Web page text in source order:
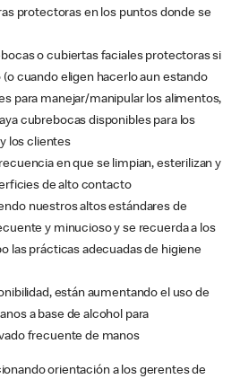
protectoras en los puntos donde se
o cubiertas faciales protectoras si
(o cuando eligen hacerlo aun estando
para manejar/manipular los alimentos,
cubrebocas disponibles para los
los clientes
en que se limpian, esterilizan y
de alto contacto
nuestros altos estándares de
y minucioso y se recuerda a los
las prácticas adecuadas de higiene
están aumentando el uso de
a base de alcohol para
frecuente de manos
orientación a los gerentes de